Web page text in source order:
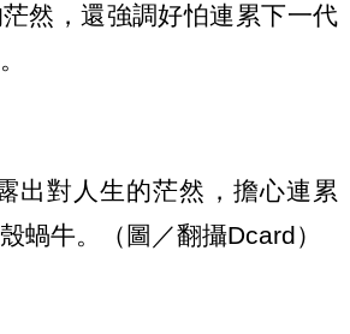
然，還強調好怕連累下一代
出對人生的茫然，擔心連累
蝸牛。（圖／翻攝Dcard）